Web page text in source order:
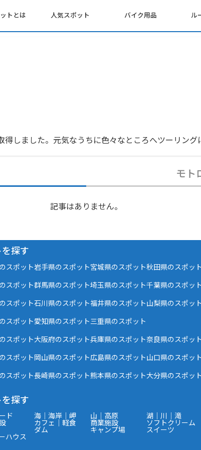
トとは 人気スポット バイク用品 ル
しました。元気なうちに色々なところへツーリン
モト
記事はありません。
探す
スポット岩手県のスポット宮城県のスポット秋田県のスポット
スポット群馬県のスポット埼玉県のスポット千葉県のスポット
スポット石川県のスポット福井県のスポット山梨県のスポット
スポット愛知県のスポット三重県のスポット
スポット大阪府のスポット兵庫県のスポット奈良県のスポット
スポット岡山県のスポット広島県のスポット山口県のスポット
スポット長崎県のスポット熊本県のスポット大分県のスポット
探す
ド 海｜海岸｜岬 山｜高原 湖｜川｜滝
カフェ｜軽食 商業施設 ソフトクリーム
ダム キャンプ場 スイーツ
ハウス